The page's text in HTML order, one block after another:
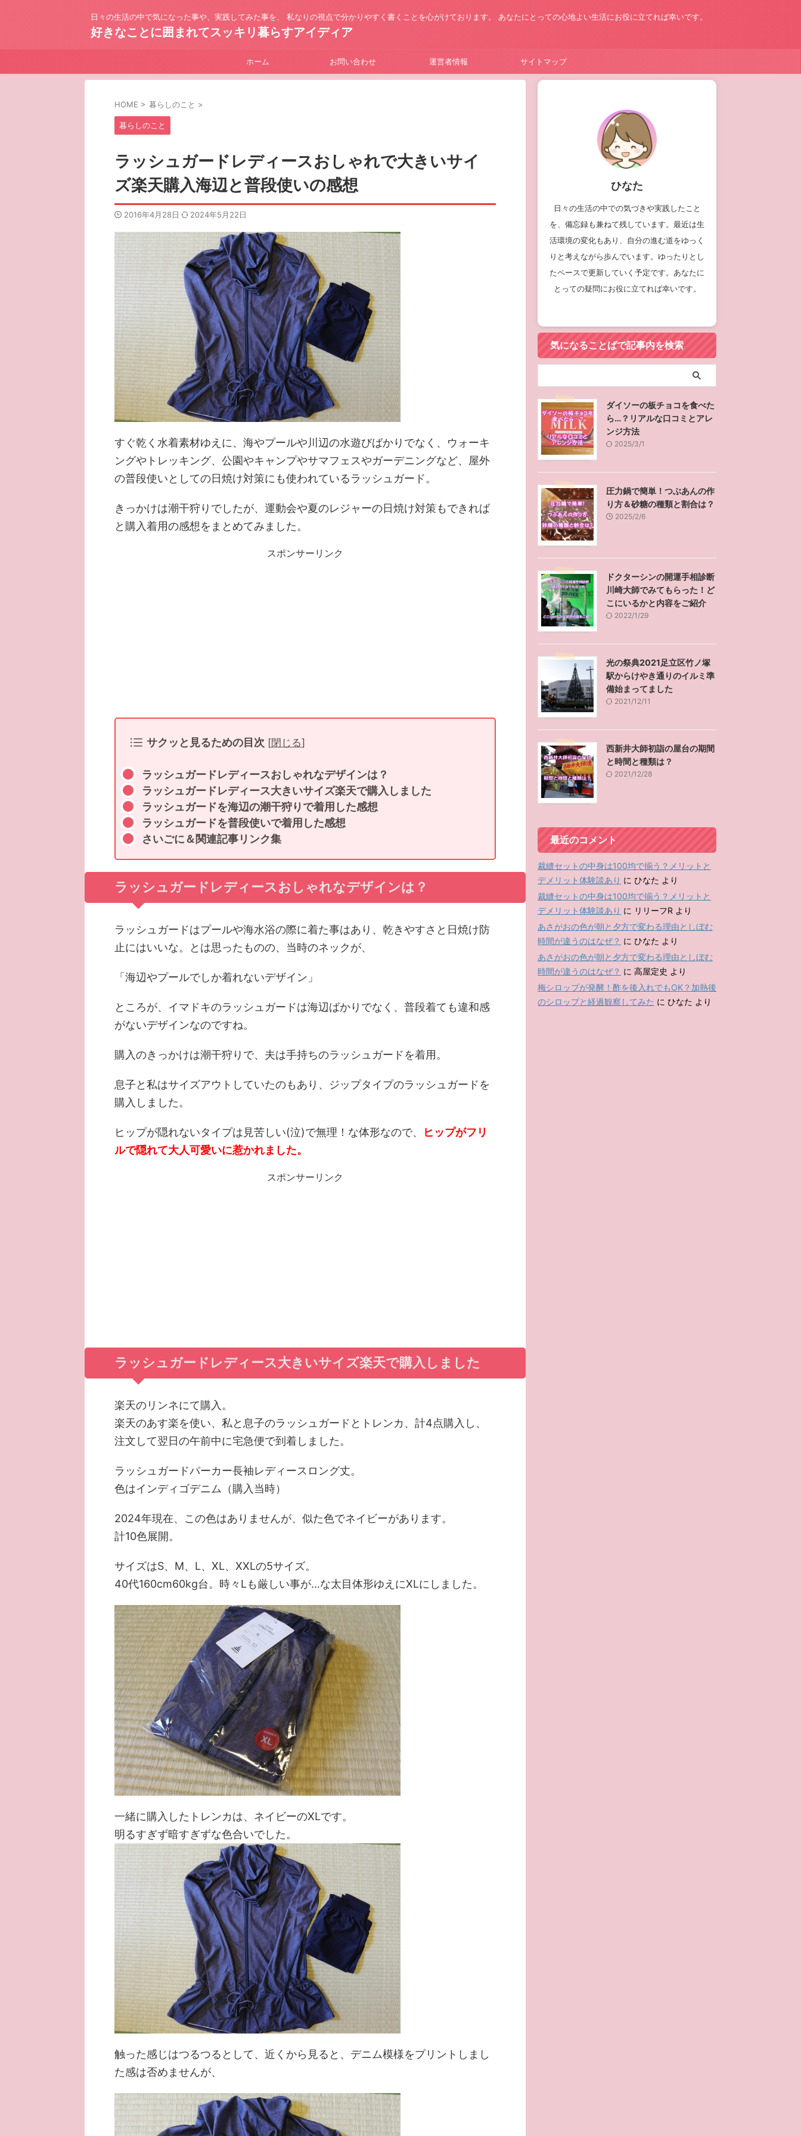
日々の生活の中で気になった事や、実践してみた事を、 私なりの視点で分かりやすく書くことを心がけております。 あなたにとっての心地よい生活にお役に立てれば幸いです。
好きなことに囲まれてスッキリ暮らすアイディア
ホーム お問い合わせ 運営者情報 サイトマップ
HOME > 暮らしのこと >
暮らしのこと
ラッシュガードレディースおしゃれで大きいサイ
ズ楽天購入海辺と普段使いの感想
2016年4月28日 2024年5月22日
すぐ乾く水着素材ゆえに、海やプールや川辺の水遊びばかりでなく、ウォーキ
ングやトレッキング、公園やキャンプやサマフェスやガーデニングなど、屋外
の普段使いとしての日焼け対策にも使われているラッシュガード。
きっかけは潮干狩りでしたが、運動会や夏のレジャーの日焼け対策もできれば
と購入着用の感想をまとめてみました。
スポンサーリンク
サクッと見るための目次 [閉じる]
ラッシュガードレディースおしゃれなデザインは？
ラッシュガードレディース大きいサイズ楽天で購入しました
ラッシュガードを海辺の潮干狩りで着用した感想
ラッシュガードを普段使いで着用した感想
さいごに＆関連記事リンク集
ラッシュガードレディースおしゃれなデザインは？
ラッシュガードはプールや海水浴の際に着た事はあり、乾きやすさと日焼け防
止にはいいな。とは思ったものの、当時のネックが、
「海辺やプールでしか着れないデザイン」
ところが、イマドキのラッシュガードは海辺ばかりでなく、普段着ても違和感
がないデザインなのですね。
購入のきっかけは潮干狩りで、夫は手持ちのラッシュガードを着用。
息子と私はサイズアウトしていたのもあり、ジップタイプのラッシュガードを
購入しました。
ヒップが隠れないタイプは見苦しい(泣)で無理！な体形なので、
ヒップがフリ
ルで隠れて大人可愛いに惹かれました。
スポンサーリンク
ラッシュガードレディース大きいサイズ楽天で購入しました
楽天のリンネにて購入。
楽天のあす楽を使い、私と息子のラッシュガードとトレンカ、計4点購入し、
注文して翌日の午前中に宅急便で到着しました。
ラッシュガードパーカー長袖レディースロング丈。
色はインディゴデニム（購入当時）
2024年現在、この色はありませんが、似た色でネイビーがあります。
計10色展開。
サイズはS、M、L、XL、XXLの5サイズ。
40代160cm60kg台。時々Lも厳しい事が…な太目体形ゆえにXLにしました。
一緒に購入したトレンカは、ネイビーのXLです。
明るすぎず暗すぎずな色合いでした。
触った感じはつるつるとして、近くから見ると、デニム模様をプリントしまし
た感は否めませんが、
ひなた
日々の生活の中での気づきや実践したこと
を、備忘録も兼ねて残しています。最近は生
活環境の変化もあり、自分の進む道をゆっく
りと考えながら歩んでいます。ゆったりとし
たペースで更新していく予定です。あなたに
とっての疑問にお役に立てれば幸いです。
気になることばで記事内を検索
ダイソーの板チョコを食べた
ら…？リアルな口コミとアレ
ンジ方法
2025/3/1
圧力鍋で簡単！つぶあんの作
り方＆砂糖の種類と割合は？
2025/2/6
ドクターシンの開運手相診断
川崎大師でみてもらった！ど
こにいるかと内容をご紹介
2022/1/29
光の祭典2021足立区竹ノ塚
駅からけやき通りのイルミ準
備始まってました
2021/12/11
西新井大師初詣の屋台の期間
と時間と種類は？
2021/12/28
最近のコメント
裁縫セットの中身は100均で揃う？メリットと
デメリット体験談あり に ひなた より
裁縫セットの中身は100均で揃う？メリットと
デメリット体験談あり に リリーフR より
あさがおの色が朝と夕方で変わる理由としぼむ
時間が違うのはなぜ？ に ひなた より
あさがおの色が朝と夕方で変わる理由としぼむ
時間が違うのはなぜ？ に 高屋定史 より
梅シロップが発酵！酢を後入れでもOK？加熱後
のシロップと経過観察してみた に ひなた より